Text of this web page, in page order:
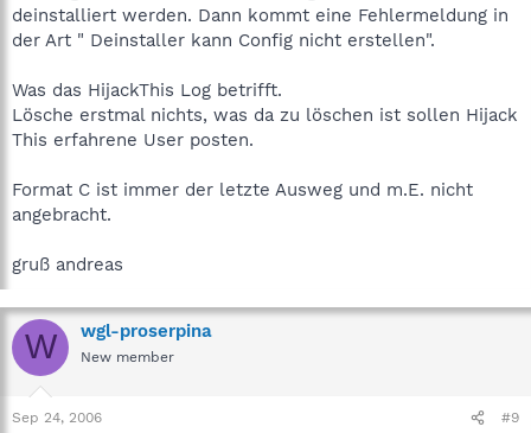
gruß piti22
deinstalliert werden. Dann kommt eine Fehlermeldung in
der Art " Deinstaller kann Config nicht erstellen".
Was das HijackThis Log betrifft.
Lösche erstmal nichts, was da zu löschen ist sollen Hijack
This erfahrene User posten.
Format C ist immer der letzte Ausweg und m.E. nicht
angebracht.
gruß andreas
W wgl-proserpina
New member
Sep 24, 2006 #9